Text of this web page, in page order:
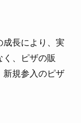
成長により、実
く、ピザの販
新規参入のピザ